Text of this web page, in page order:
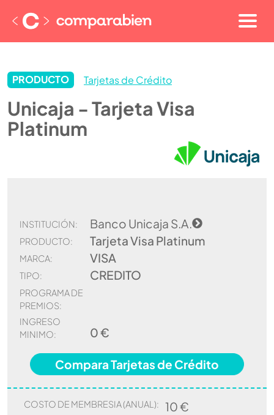
PRODUCTO Tarjetas de Crédito
Unicaja - Tarjeta Visa
Platinum
INSTITUCIÓN: Banco Unicaja S.A.
PRODUCTO: Tarjeta Visa Platinum
MARCA: VISA
TIPO: CREDITO
PROGRAMA DE
PREMIOS:
INGRESO
MINIMO:
0 €
Compara Tarjetas de Crédito
COSTO DE MEMBRESIA (ANUAL): 10 €